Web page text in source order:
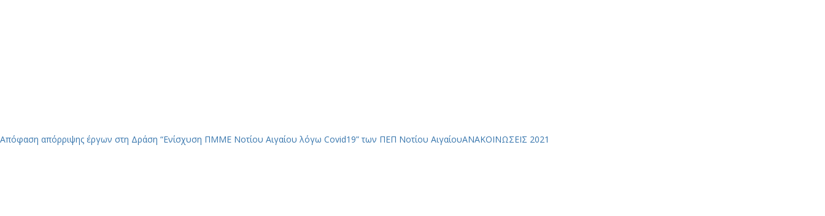
Απόφαση απόρριψης έργων στη Δράση “Ενίσχυση ΠΜΜΕ Νοτίου Αιγαίου λόγω Covid19” των ΠΕΠ Νοτίου ΑιγαίουΑΝΑΚΟΙΝΩΣΕΙΣ 2021